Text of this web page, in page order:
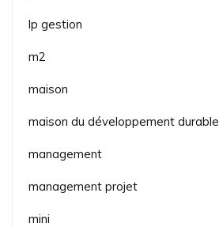
lp gestion
m2
maison
maison du développement durable
management
management projet
mini